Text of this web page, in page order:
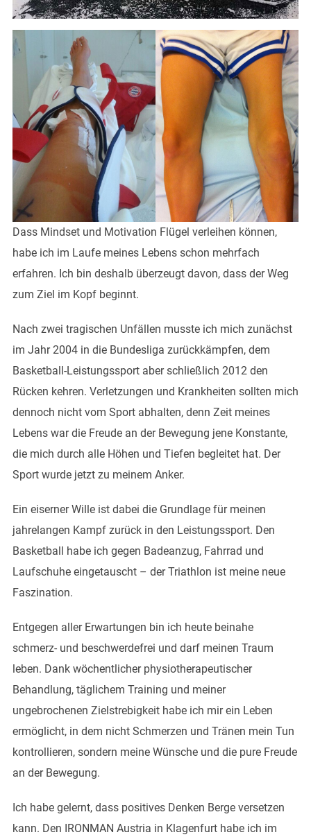
Dass Mindset und Motivation Flügel verleihen können,
habe ich im Laufe meines Lebens schon mehrfach
erfahren. Ich bin deshalb überzeugt davon, dass der Weg
zum Ziel im Kopf beginnt.
Nach zwei tragischen Unfällen musste ich mich zunächst
im Jahr 2004 in die Bundesliga zurückkämpfen, dem
Basketball-Leistungssport aber schließlich 2012 den
Rücken kehren. Verletzungen und Krankheiten sollten mich
dennoch nicht vom Sport abhalten, denn Zeit meines
Lebens war die Freude an der Bewegung jene Konstante,
die mich durch alle Höhen und Tiefen begleitet hat. Der
Sport wurde jetzt zu meinem Anker.
Ein eiserner Wille ist dabei die Grundlage für meinen
jahrelangen Kampf zurück in den Leistungssport. Den
Basketball habe ich gegen Badeanzug, Fahrrad und
Laufschuhe eingetauscht – der Triathlon ist meine neue
Faszination.
Entgegen aller Erwartungen bin ich heute beinahe
schmerz- und beschwerdefrei und darf meinen Traum
leben. Dank wöchentlicher physiotherapeutischer
Behandlung, täglichem Training und meiner
ungebrochenen Zielstrebigkeit habe ich mir ein Leben
ermöglicht, in dem nicht Schmerzen und Tränen mein Tun
kontrollieren, sondern meine Wünsche und die pure Freude
an der Bewegung.
Ich habe gelernt, dass positives Denken Berge versetzen
kann. Den IRONMAN Austria in Klagenfurt habe ich im